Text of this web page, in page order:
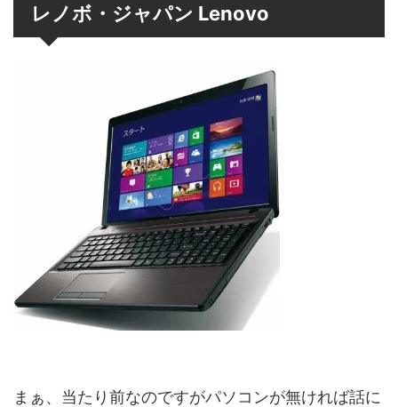
レノボ・ジャパン Lenovo
まぁ、当たり前なのですがパソコンが無ければ話に